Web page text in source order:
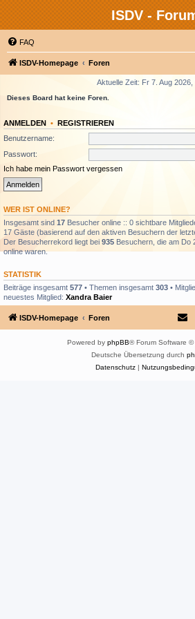
ISDV -
FAQ
ISDV-Homepage Foren
Aktuelle Zeit: Fr 7. Aug 2026,
Dieses Board hat keine Foren.
ANMELDEN • REGISTRIEREN
Benutzername:
Passwort:
Ich habe mein Passwort vergessen
WER IST ONLINE?
Insgesamt sind 17 Besucher online :: 0 sichtbare
17 Gäste (basierend auf den aktiven Besuchern der
Der Besucherrekord liegt bei 935 Besuchern, die am Do
online waren.
STATISTIK
Beiträge insgesamt 577 • Themen insgesamt 303 •
neuestes Mitglied: Xandra Baier
ISDV-Homepage Foren
Powered by phpBB® Forum Software ©
Deutsche Übersetzung durch
Datenschutz|